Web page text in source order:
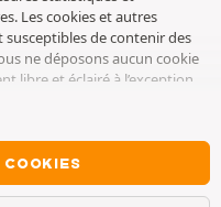
Les cookies et autres
de contenir des
ne déposons aucun cookie
libre et éclairé à l’exception
pouvez retirer votre
sur lapage cookies et
à naviguer sans
Le refus ne fait pas